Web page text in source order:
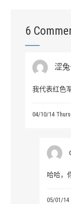
6
涩
我代表红色
04/10/14
哈哈，
05/01/14